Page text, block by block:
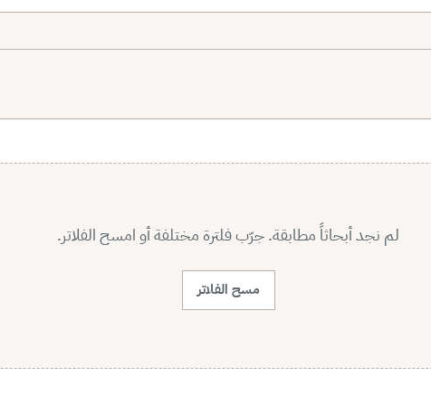
لم نجد أبحاثاً مطابقة. جرّب فلترة مختلفة أو امسح الفلاتر.
مسح الفلاتر